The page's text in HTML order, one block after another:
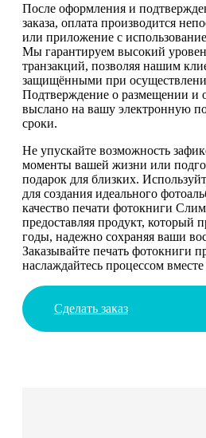
После оформления и
заказа, оплата производится
или приложение с
Мы гарантируем высокий
транзакций, позволяя нашим
защищёнными при
Подтверждение о размещении и
выслано на вашу электронную
сроки.
Не упускайте возможность
моменты вашей жизни или
подарок для близких.
для создания идеального
качество печати фотокниги Слим
предоставляя продукт, который
годы, надежно сохраняя ваши
Заказывайте печать фотокниги
наслаждайтесь процессом
Сделать заказ